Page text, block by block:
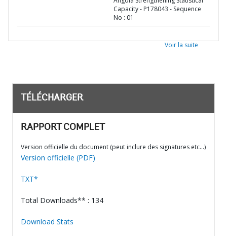
Capacity - P178043 - Sequence
No : 01
Voir la suite
TÉLÉCHARGER
RAPPORT COMPLET
Version officielle du document (peut inclure des signatures etc…)
Version officielle (PDF)
TXT*
Total Downloads** : 134
Download Stats